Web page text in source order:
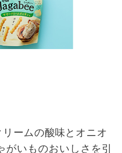
ームの酸味とオニオ
がいものおいしさを引